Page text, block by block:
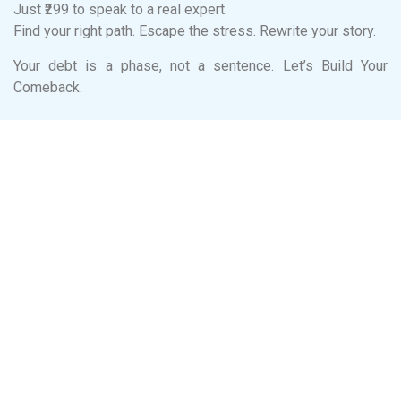
Just ₹299 to speak to a real expert.
Find your right path. Escape the stress. Rewrite your story.
Your debt is a phase, not a sentence. Let’s Build Your
Comeback.